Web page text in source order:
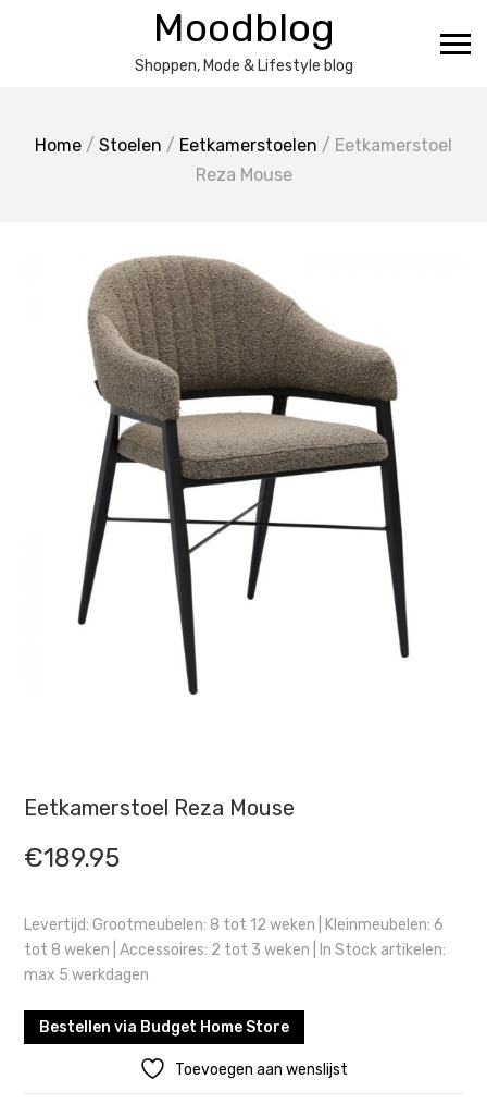
Moodblog
Shoppen, Mode & Lifestyle blog
Home / Stoelen / Eetkamerstoelen / Eetkamerstoel
Reza Mouse
Eetkamerstoel Reza Mouse
€189.95
Levertijd: Grootmeubelen: 8 tot 12 weken | Kleinmeubelen: 6
tot 8 weken | Accessoires: 2 tot 3 weken | In Stock artikelen:
max 5 werkdagen
Bestellen via Budget Home Store
Toevoegen aan wenslijst